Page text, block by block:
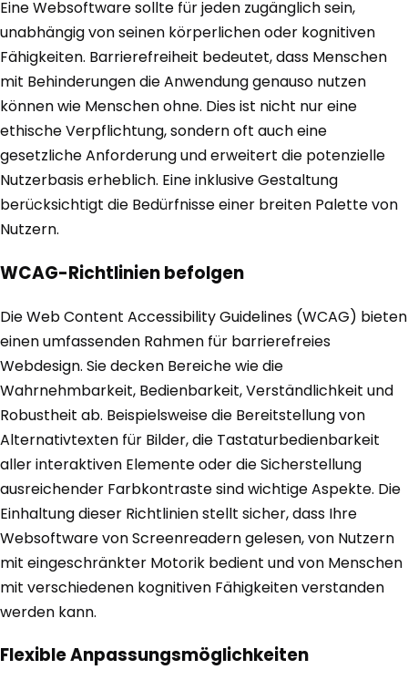
Eine Websoftware sollte für jeden zugänglich sein,
unabhängig von seinen körperlichen oder kognitiven
Fähigkeiten. Barrierefreiheit bedeutet, dass Menschen
mit Behinderungen die Anwendung genauso nutzen
können wie Menschen ohne. Dies ist nicht nur eine
ethische Verpflichtung, sondern oft auch eine
gesetzliche Anforderung und erweitert die potenzielle
Nutzerbasis erheblich. Eine inklusive Gestaltung
berücksichtigt die Bedürfnisse einer breiten Palette von
Nutzern.
WCAG-Richtlinien befolgen
Die Web Content Accessibility Guidelines (WCAG) bieten
einen umfassenden Rahmen für barrierefreies
Webdesign. Sie decken Bereiche wie die
Wahrnehmbarkeit, Bedienbarkeit, Verständlichkeit und
Robustheit ab. Beispielsweise die Bereitstellung von
Alternativtexten für Bilder, die Tastaturbedienbarkeit
aller interaktiven Elemente oder die Sicherstellung
ausreichender Farbkontraste sind wichtige Aspekte. Die
Einhaltung dieser Richtlinien stellt sicher, dass Ihre
Websoftware von Screenreadern gelesen, von Nutzern
mit eingeschränkter Motorik bedient und von Menschen
mit verschiedenen kognitiven Fähigkeiten verstanden
werden kann.
Flexible Anpassungsmöglichkeiten